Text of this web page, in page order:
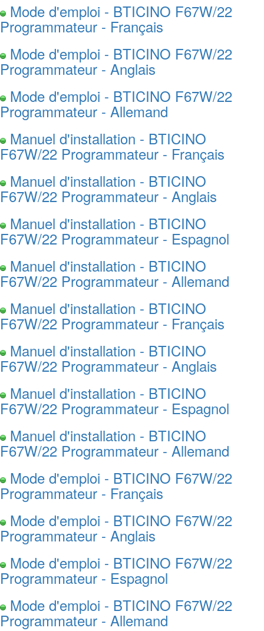
Mode d'emploi - BTICINO F67W/22
Programmateur - Français
Mode d'emploi - BTICINO F67W/22
Programmateur - Anglais
Mode d'emploi - BTICINO F67W/22
Programmateur - Allemand
Manuel d'installation - BTICINO
F67W/22 Programmateur - Français
Manuel d'installation - BTICINO
F67W/22 Programmateur - Anglais
Manuel d'installation - BTICINO
F67W/22 Programmateur - Espagnol
Manuel d'installation - BTICINO
F67W/22 Programmateur - Allemand
Manuel d'installation - BTICINO
F67W/22 Programmateur - Français
Manuel d'installation - BTICINO
F67W/22 Programmateur - Anglais
Manuel d'installation - BTICINO
F67W/22 Programmateur - Espagnol
Manuel d'installation - BTICINO
F67W/22 Programmateur - Allemand
Mode d'emploi - BTICINO F67W/22
Programmateur - Français
Mode d'emploi - BTICINO F67W/22
Programmateur - Anglais
Mode d'emploi - BTICINO F67W/22
Programmateur - Espagnol
Mode d'emploi - BTICINO F67W/22
Programmateur - Allemand